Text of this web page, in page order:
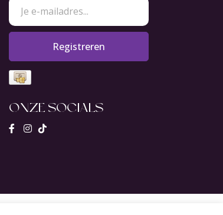
Registreren
ONZE SOCIALS